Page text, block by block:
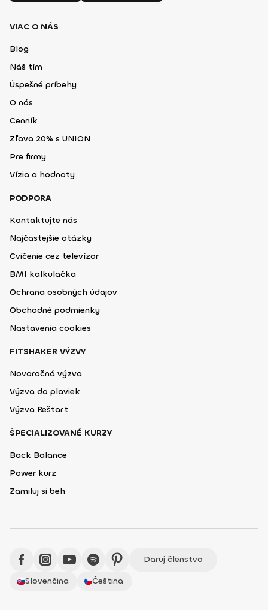
VIAC O NÁS
Blog
Náš tím
Úspešné príbehy
O nás
Cenník
Zľava 20% s UNION
Pre firmy
Vízia a hodnoty
PODPORA
Kontaktujte nás
Najčastejšie otázky
Cvičenie cez televízor
BMI kalkulačka
Ochrana osobných údajov
Obchodné podmienky
Nastavenia cookies
FITSHAKER VÝZVY
Novoročná výzva
Výzva do plaviek
Výzva Reštart
ŠPECIALIZOVANÉ KURZY
Back Balance
Power kurz
Zamiluj si beh
Daruj členstvo
Slovenčina
Čeština